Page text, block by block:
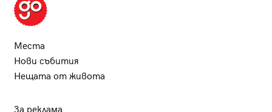
Места
Нови събития
Нещата от живота